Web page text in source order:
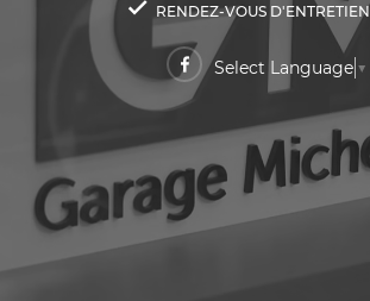
RENDEZ-VOUS D'ENTRETIEN
Select Language ▼